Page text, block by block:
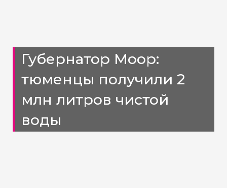
Губернатор Моор:
тюменцы получили 2
млн литров чистой
воды